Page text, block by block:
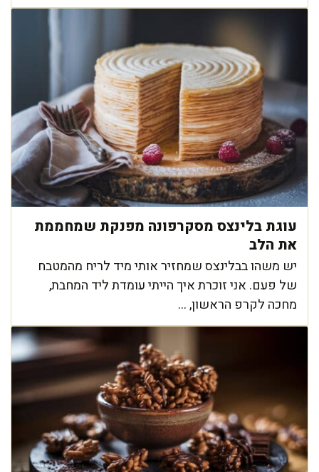
עוגת בלינצס מסקרפונה מפנקת שמחממת
את הלב
יש משהו בבלינצס שמחזיר אותי מיד לריח מהמטבח
של פעם. אני זוכרת איך הייתי עומדת ליד המחבת,
מחכה לקרפ הראשון, ...